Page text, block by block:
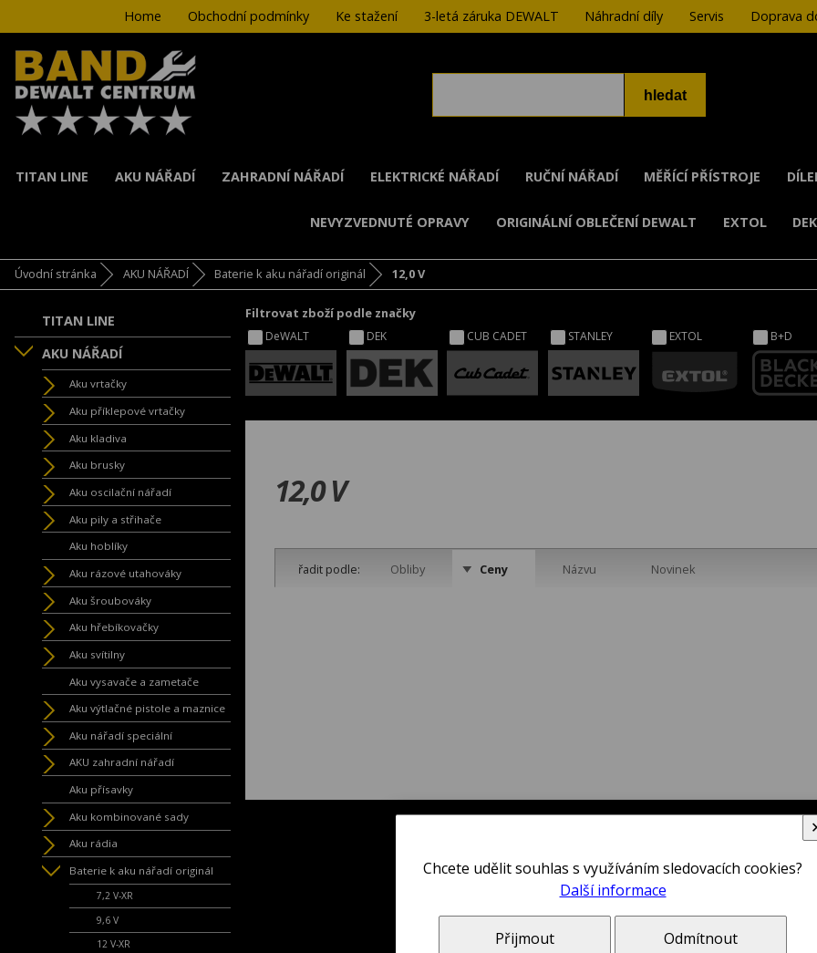
Home Obchodní podmínky Ke stažení 3-letá záruka DEWALT Náhradní díly Servis Doprava
TITAN LINE AKU NÁŘADÍ ZAHRADNÍ NÁŘADÍ ELEKTRICKÉ NÁŘADÍ RUČNÍ NÁŘADÍ MĚŘÍCÍ PŘÍSTROJE
NEVYZVEDNUTÉ OPRAVY ORIGINÁLNÍ OBLEČENÍ DEWALT EXTOL DEK
Úvodní stránka AKU NÁŘADÍ Baterie k aku nářadí originál 12,0 V
TITAN LINE
AKU NÁŘADÍ
Aku vrtačky
Aku příklepové vrtačky
Aku kladiva
Aku brusky
Aku oscilační nářadí
Aku pily a střihače
Aku hoblíky
Aku rázové utahováky
Aku šroubováky
Aku hřebíkovačky
Aku svítilny
Aku vysavače a zametače
Aku výtlačné pistole a maznice
Aku nářadí speciální
AKU zahradní nářadí
Aku přísavky
Aku kombinované sady
Aku rádia
Baterie k aku nářadí originál
7,2 V-XR
9,6 V
12 V-XR
Filtrovat zboží podle značky
DeWALT DEK CUB CADET STANLEY EXTOL B+D
12,0 V
řadit podle: Obliby Ceny Názvu Novinek
Chcete udělit souhlas s využíváním sledovacích cookies?
Další informace
Přijmout Odmítnout